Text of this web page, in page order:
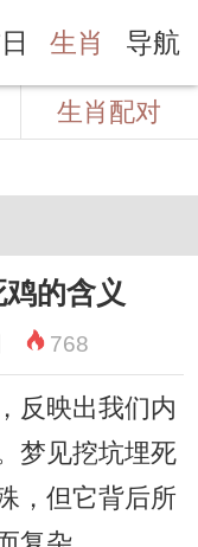
生肖 导航
生肖配对
的含义
768
反映出我们内
梦见挖坑埋死
，但它背后所